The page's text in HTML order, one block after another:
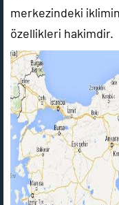
merkezindeki
özellikleri hakimdir.